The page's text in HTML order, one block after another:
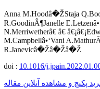
Anna M.Hoodâ�ŽStaja
R.GoodinÂ¶Janelle
N.Merriwetherâ€ â€
M.Campbellâ•‘Vani
R.Janevicâ�Žâ�Žâ�Ž
doi : 10.1016/
پکیج و مشاهده آنلاین مقاله